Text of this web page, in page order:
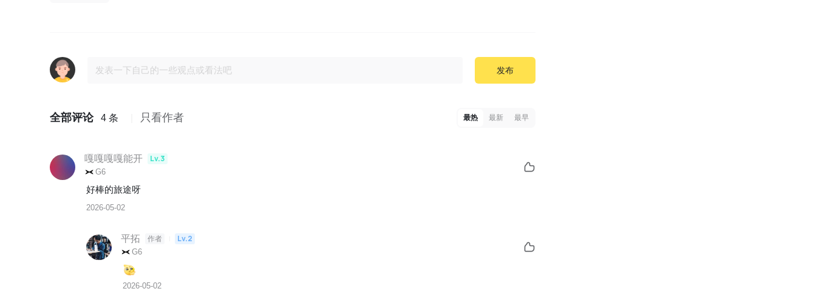
发布
全部评论 4 条 只看作者 最热 最新 最早
嘎嘎嘎嘎能开 Lv.3
G6
好棒的旅途呀
2026-05-02
平拓 作者 Lv.2
G6
2026-05-02